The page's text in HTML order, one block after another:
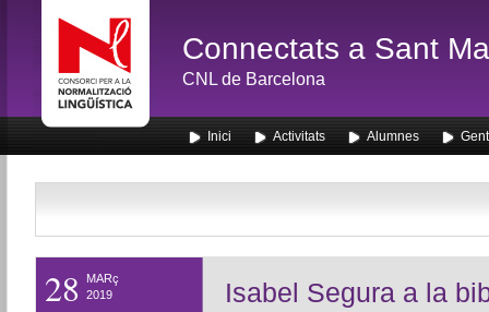
Connectats a Sant
CNL de Barcelona
Inici Activitats Alumnes
28
MARç
2019
Isabel Segura a la